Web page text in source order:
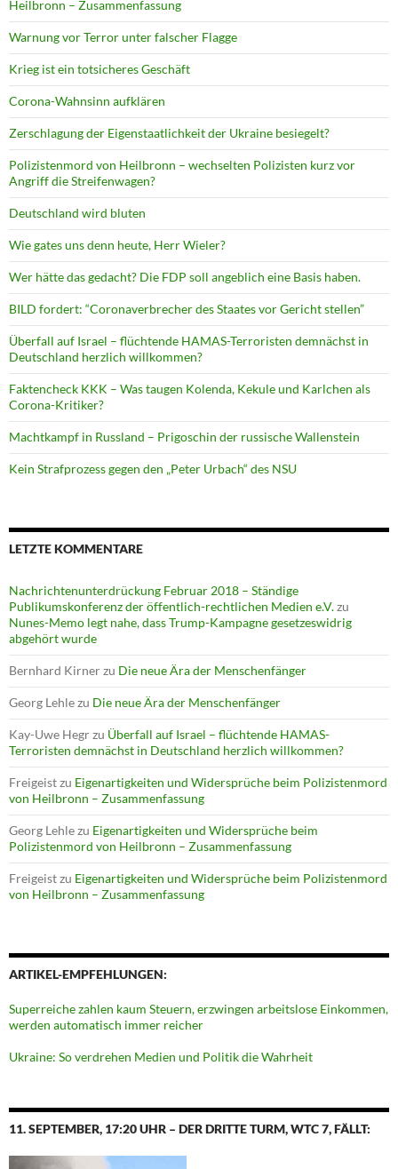
Heilbronn – Zusammenfassung
Warnung vor Terror unter falscher Flagge
Krieg ist ein totsicheres Geschäft
Corona-Wahnsinn aufklären
Zerschlagung der Eigenstaatlichkeit der Ukraine besiegelt?
Polizistenmord von Heilbronn – wechselten Polizisten kurz vor
Angriff die Streifenwagen?
Deutschland wird bluten
Wie gates uns denn heute, Herr Wieler?
Wer hätte das gedacht? Die FDP soll angeblich eine Basis haben.
BILD fordert: “Coronaverbrecher des Staates vor Gericht stellen”
Überfall auf Israel – flüchtende HAMAS-Terroristen demnächst in
Deutschland herzlich willkommen?
Faktencheck KKK – Was taugen Kolenda, Kekule und Karlchen als
Corona-Kritiker?
Machtkampf in Russland – Prigoschin der russische Wallenstein
Kein Strafprozess gegen den „Peter Urbach“ des NSU
LETZTE KOMMENTARE
Nachrichtenunterdrückung Februar 2018 – Ständige
Publikumskonferenz der öffentlich-rechtlichen Medien e.V.zu
Nunes-Memo legt nahe, dass Trump-Kampagne gesetzeswidrig
abgehört wurde
Bernhard Kirnerzu Die neue Ära der Menschenfänger
Georg Lehlezu Die neue Ära der Menschenfänger
Kay-Uwe Hegrzu Überfall auf Israel – flüchtende HAMAS-
Terroristen demnächst in Deutschland herzlich willkommen?
Freigeistzu Eigenartigkeiten und Widersprüche beim Polizistenmord
von Heilbronn – Zusammenfassung
Georg Lehlezu Eigenartigkeiten und Widersprüche beim
Polizistenmord von Heilbronn – Zusammenfassung
Freigeistzu Eigenartigkeiten und Widersprüche beim Polizistenmord
von Heilbronn – Zusammenfassung
ARTIKEL-EMPFEHLUNGEN:
Superreiche zahlen kaum Steuern, erzwingen arbeitslose Einkommen,
werden automatisch immer reicher
Ukraine: So verdrehen Medien und Politik die Wahrheit
11. SEPTEMBER, 17:20 UHR – DER DRITTE TURM, WTC 7, FÄLLT: